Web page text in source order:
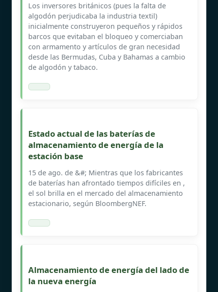
Los inversores británicos (pues la falta de
algodón perjudicaba la industria textil)
inicialmente construyeron pequeños y rápidos
barcos que evitaban el bloqueo y comerciaban
con armamento y artículos de gran necesidad
desde las Bermudas, Cuba y Bahamas a cambio
de algodón y tabaco.
Estado actual de las baterías de
almacenamiento de energía de la
estación base
15 de ago. de &#; Mientras que los fabricantes
de baterías han afrontado tiempos difíciles en ,
el sol brilla en el mercado del almacenamiento
estacionario, según BloombergNEF.
Almacenamiento de energía del lado de
la nueva energía